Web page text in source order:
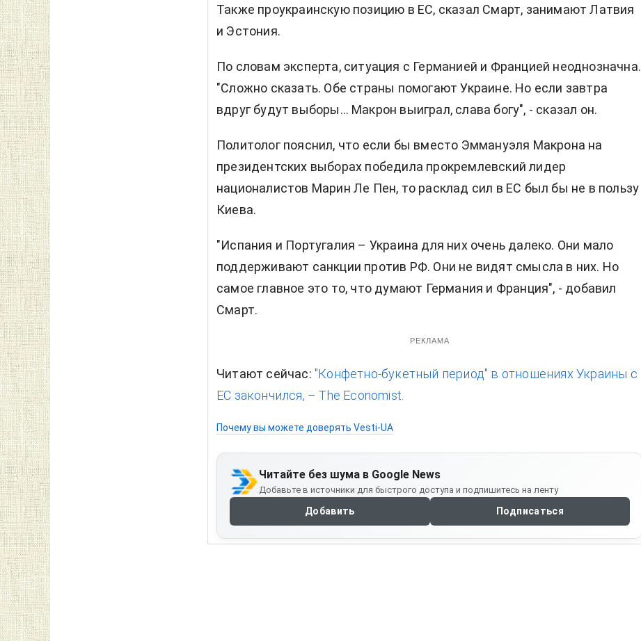
Также проукраинскую позицию в ЕС, сказал Смарт, занимают Латвия
и Эстония.
По словам эксперта, ситуация с Германией и Францией неоднозначна.
"Сложно сказать. Обе страны помогают Украине. Но если завтра
вдруг будут выборы… Макрон выиграл, слава богу", - сказал он.
Политолог пояснил, что если бы вместо Эммануэля Макрона на
президентских выборах победила прокремлевский лидер
националистов Марин Ле Пен, то расклад сил в ЕС был бы не в пользу
Киева.
"Испания и Португалия – Украина для них очень далеко. Они мало
поддерживают санкции против РФ. Они не видят смысла в них. Но
самое главное это то, что думают Германия и Франция", - добавил
Смарт.
РЕКЛАМА
Читают сейчас: "Конфетно-букетный период" в отношениях Украины с
ЕС закончился, – The Economist.
Почему вы можете доверять Vesti-UA
Читайте без шума в Google News
Добавьте в источники для быстрого доступа и подпишитесь на ленту
Добавить Подписаться